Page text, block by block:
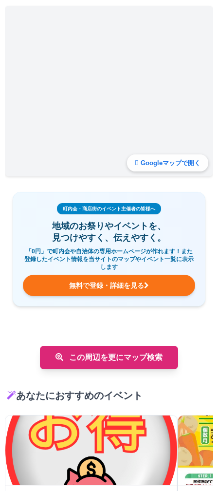
Googleマップで開く
町内会・商店街のイベント主催者の皆様へ
地域のお祭りやイベントを、
見つけやすく、伝えやすく。
「0円」で町内会や自治体の専用ホームページが作れます！また
登録したイベント情報を当サイトのマップやイベント一覧に表示
します
無料で登録・詳細を見る
この周辺を更にマップ検索
あなたにおすすめのイベント